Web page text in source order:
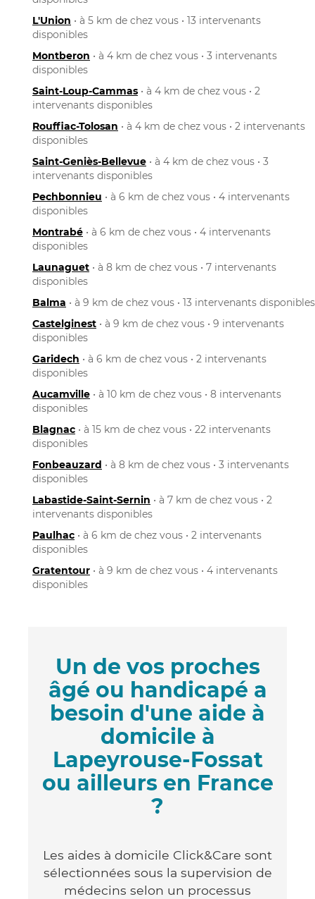
L'Union • à 5 km de chez vous • 13 intervenants
disponibles
Montberon • à 4 km de chez vous • 3 intervenants
disponibles
Saint-Loup-Cammas • à 4 km de chez vous • 2
intervenants disponibles
Rouffiac-Tolosan • à 4 km de chez vous • 2 intervenants
disponibles
Saint-Geniès-Bellevue • à 4 km de chez vous • 3
intervenants disponibles
Pechbonnieu • à 6 km de chez vous • 4 intervenants
disponibles
Montrabé • à 6 km de chez vous • 4 intervenants
disponibles
Launaguet • à 8 km de chez vous • 7 intervenants
disponibles
Balma • à 9 km de chez vous • 13 intervenants disponibles
Castelginest • à 9 km de chez vous • 9 intervenants
disponibles
Garidech • à 6 km de chez vous • 2 intervenants
disponibles
Aucamville • à 10 km de chez vous • 8 intervenants
disponibles
Blagnac • à 15 km de chez vous • 22 intervenants
disponibles
Fonbeauzard • à 8 km de chez vous • 3 intervenants
disponibles
Labastide-Saint-Sernin • à 7 km de chez vous • 2
intervenants disponibles
Paulhac • à 6 km de chez vous • 2 intervenants
disponibles
Gratentour • à 9 km de chez vous • 4 intervenants
disponibles
Un de vos proches
âgé ou handicapé a
besoin d'une aide à
domicile à
Lapeyrouse-Fossat
ou ailleurs en France
?
Les aides à domicile Click&Care sont
sélectionnées sous la supervision de
médecins selon un processus